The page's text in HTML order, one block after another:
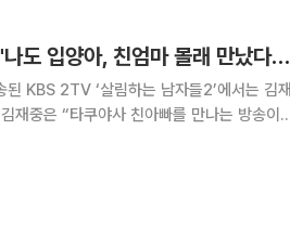
'살림남2' 김재중, 타쿠야 가족사 응원⋯"나도 입양아, 친엄마 몰래 만났다가 걸려"